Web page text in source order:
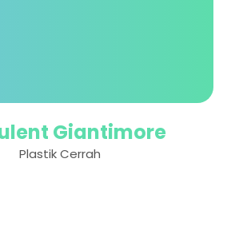
Giantimore
Plastik Cerrah